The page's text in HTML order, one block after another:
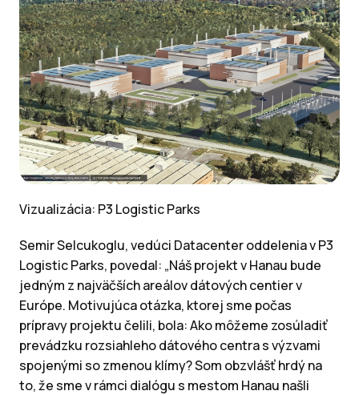
Vizualizácia: P3 Logistic Parks
Semir Selcukoglu, vedúci Datacenter oddelenia v P3
Logistic Parks, povedal: „Náš projekt v Hanau bude
jedným z najväčších areálov dátových centier v
Európe. Motivujúca otázka, ktorej sme počas
prípravy projektu čelili, bola: Ako môžeme zosúladiť
prevádzku rozsiahleho dátového centra s výzvami
spojenými so zmenou klímy? Som obzvlášť hrdý na
to, že sme v rámci dialógu s mestom Hanau našli